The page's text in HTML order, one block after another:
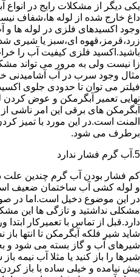
یکی دیگر از مشکلات رایج در
داغ خارج شده از لوله ها،شفاف
وجود اکسیدهای فلزی در لوله ها
زرد،قرمز،قهوه ای،سبز یا شیری
باشید.اکسید فلزی کیفیت آب را
زا نیست ولی به مرور می تواند
مثال وجود سرب در آب آشامیدنی
فیلتر می توان تا حدودی جلوی
نهایی تعمیر آبگرمکن و عوض
آبگرمکن های برقی این امر ناشی
المنت است.در این مورد با تمیز
برطرف می شود.
5.آب گرم فشار ندارد
کم فشار بودن آب گرم چندین علت
و لوله کشی آب ساختمان ضعیف
در این موضوع دخیل است.اما در
مشکلی نداشتید و تازگی ها این
دارد.قبل از تماس با تعمیرکار
شاید شیر فلکه آبگرمکن تا انتها
شیرهای آب و گاز بسته می شود و
شیرها را باز کنید یا مثلا آب
پیش نیامده و خیلی ساده با باز